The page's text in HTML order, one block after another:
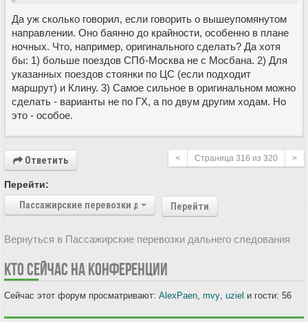
Да уж сколько говорил, если говорить о вышеупомянутом
направлении. Оно баянно до крайности, особенно в плане
ночных. Что, например, оригинального сделать? Да хотя
бы: 1) больше поездов СПб-Москва не с Мосбана. 2) Для
указанных поездов стоянки по ЦС (если подходит
маршрут) и Клину. 3) Самое сильное в оригинальном можно
сделать - варианты не по ГХ, а по двум другим ходам. Но
это - особое.
Ответить < Страница 316 из 320 >
Перейти:
Пассажирские перевозки дальнего следования
Перейти
Вернуться в Пассажирские перевозки дальнего следования
КТО СЕЙЧАС НА КОНФЕРЕНЦИИ
Сейчас этот форум просматривают: AlexPaen mvy uziel и гости: 56